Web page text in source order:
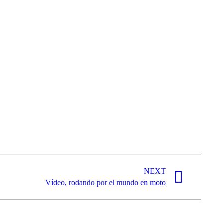
NEXT
Vídeo, rodando por el mundo en moto